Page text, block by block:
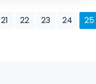
21 22 23 24 25